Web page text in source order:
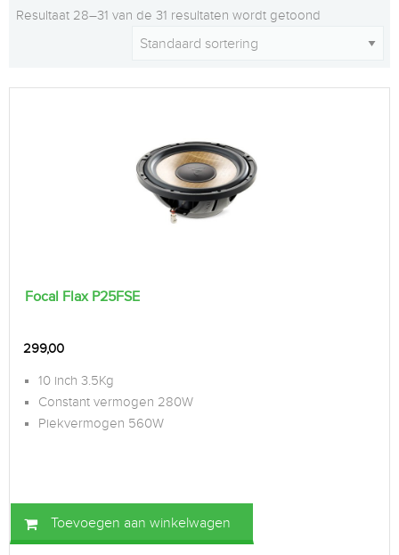
Resultaat 28–31 van de 31 resultaten wordt getoond
Focal Flax P25FSE
299,00
10 inch 3.5Kg
Constant vermogen 280W
Piekvermogen 560W
Toevoegen aan winkelwagen